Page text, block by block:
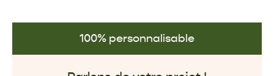
100% personnalisable